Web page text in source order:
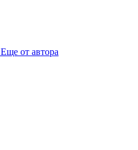
Еще от автора